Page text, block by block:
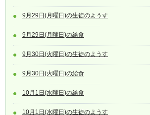
9月29日(月曜日)の生徒のようす
9月29日(月曜日)の給食
9月30日(火曜日)の生徒のようす
9月30日(火曜日)の給食
10月1日(水曜日)の給食
10月1日(水曜日)の生徒のようす